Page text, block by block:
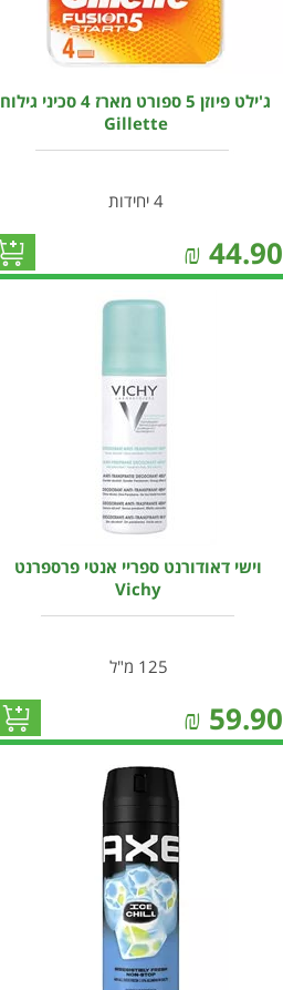
ג'ילט פיוזן 5 ספורט מארז 4 סכיני גילוח
Gillette
4 יחידות
44.90
₪
וישי דאודורנט ספריי אנטי פרספרנט
Vichy
125 מ"ל
59.90
₪